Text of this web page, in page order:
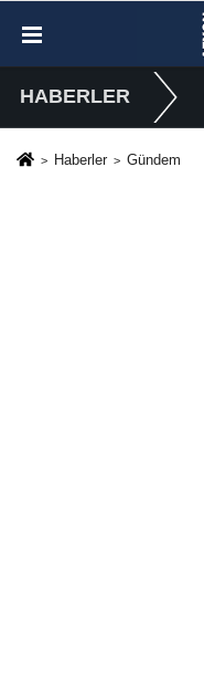
HABERLER
Haberler Gündem